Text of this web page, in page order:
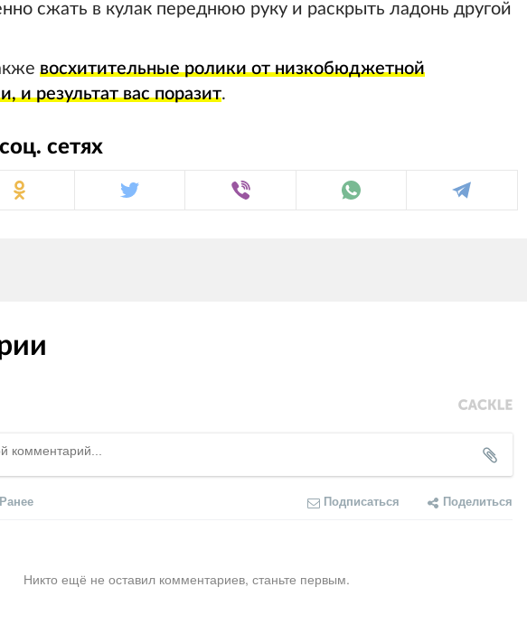
сжать в кулак переднюю руку и раскрыть ладонь другой
восхитительные ролики от низкобюджетной
и результат вас поразит.
сетях
Ранее Подписаться Поделиться
Никто ещё не оставил комментариев, станьте первым.